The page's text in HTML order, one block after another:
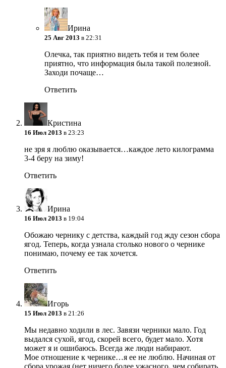
Ирина
25 Авг 2013 в 22:31
Олечка, так приятно видеть тебя и тем более
приятно, что информация была такой полезной.
Заходи почаще…
Ответить
Кристина
16 Июл 2013 в 23:23
не зря я люблю оказывается…каждое лето килограмма
3-4 беру на зиму!
Ответить
Ирина
16 Июл 2013 в 19:04
Обожаю чернику с детства, каждый год жду сезон сбора
ягод. Теперь, когда узнала столько нового о чернике
понимаю, почему ее так хочется.
Ответить
Игopь
15 Июл 2013 в 21:26
Мы недавно ходили в лес. Завязи черники мало. Год
выдался сухой, ягод, скорей всего, будет мало. Хотя
может я и ошибаюсь. Всегда же люди набирают.
Мое отношение к чернике…я ее не люблю. Начиная от
сбора урожая (нет ничего более ужасного, чем собирать